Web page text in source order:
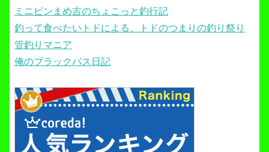
ミニピンまめ吉のちょこっと釣行記
釣って食べたいトドによる、トドのつまりの釣り祭り
管釣りマニア
俺のブラックバス日記